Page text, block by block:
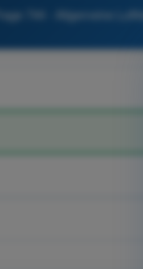
Frage 744 - Allgemeine